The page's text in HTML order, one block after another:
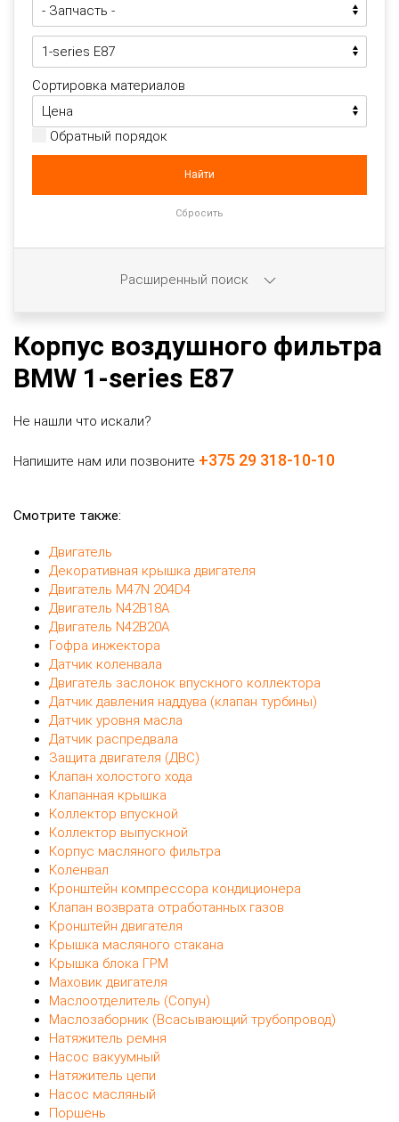
Корпус воздушного фильтра
BMW 1-series E87
Не нашли что искали?
Напишите нам или позвоните +375 29 318-10-10
Смотрите также:
Двигатель
Декоративная крышка двигателя
Двигатель M47N 204D4
Двигатель N42B18A
Двигатель N42B20A
Гофра инжектора
Датчик коленвала
Двигатель заслонок впускного коллектора
Датчик давления наддува (клапан турбины)
Датчик уровня масла
Датчик распредвала
Защита двигателя (ДВС)
Клапан холостого хода
Клапанная крышка
Коллектор впускной
Коллектор выпускной
Корпус масляного фильтра
Коленвал
Кронштейн компрессора кондиционера
Клапан возврата отработанных газов
Кронштейн двигателя
Крышка масляного стакана
Крышка блока ГРМ
Маховик двигателя
Маслоотделитель (Сопун)
Маслозаборник (Всасывающий трубопровод)
Натяжитель ремня
Насос вакуумный
Натяжитель цепи
Насос масляный
Поршень
Сортировка материалов
Обратный порядок
Расширенный поиск